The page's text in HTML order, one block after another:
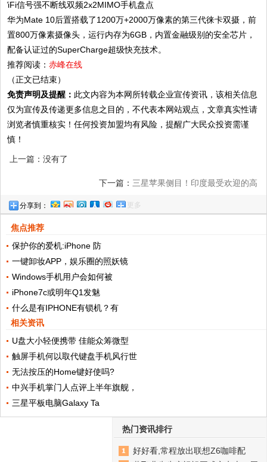
华为Mate 10后置搭载了1200万+2000万像素的第三代徕卡双摄，前
置800万像素摄像头，运行内存为6GB，内置金融级别的安全芯片，
配备认证过的SuperCharge超级快充技术。
推荐阅读：赤峰在线
（正文已结束）
免责声明及提醒： 此文内容为本网所转载企业宣传资讯，该相关信息
仅为宣传及传递更多信息之目的，不代表本网站观点，文章真实性请
浏览者慎重核实！任何投资加盟均有风险，提醒广大民众投资需谨
慎！
上一篇：没有了
下一篇： 三星苹果侧目！印度最受欢迎的高
端手机是它，网友：国货的力量!
分享到： 更多
焦点推荐
保护你的爱机:iPhone 防
一键卸妆APP，娱乐圈的照妖镜
Windows手机用户会如何被
iPhone7c或明年Q1发魅
什么是有IPHONE有锁机？有
相关资讯
U盘大小轻便携带 佳能众筹微型
触屏手机何以取代键盘手机风行世
无法按压的Home键好使吗?
中兴手机掌门人点评上半年旗舰，
三星平板电脑Galaxy Ta
热门资讯排行
好好看,常程放出联想Z6咖啡配